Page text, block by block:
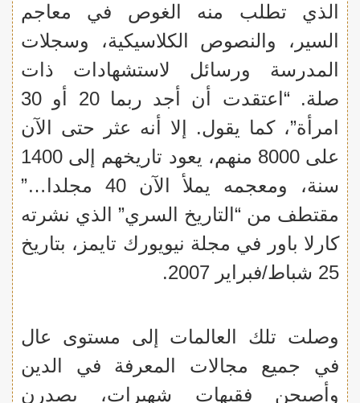
الذي تطلب منه الغوص في معاجم
السير، والنصوص الكلاسيكية، وسجلات
المدرسة ورسائل لاستشهادات ذات
صلة. “اعتقدت أن أجد ربما 20 أو 30
امرأة”، كما يقول. إلا أنه عثر حتى الآن
على 8000 منهم، يعود تاريخهم إلى 1400
سنة، ومعجمه يملأ الآن 40 مجلدا…”
مقتطف من “التاريخ السري” الذي نشرته
كارلا باور في مجلة نيويورك تايمز، بتاريخ
25 شباط/فبراير 2007.
وصلت تلك العالمات إلى مستوى عال
في جميع مجالات المعرفة في الدين
وأصبحن فقيهات شهيرات، يصدرن